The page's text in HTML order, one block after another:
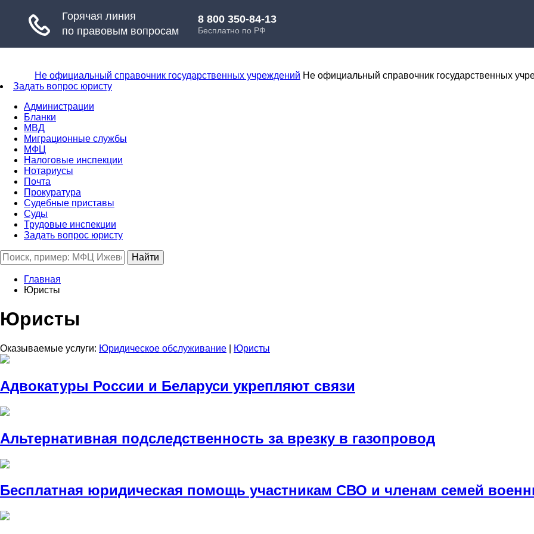
Не официальный справочник государственных учреждений Не официальный справочник государственных
Задать вопрос юристу
Администрации
Бланки
МВД
Миграционные службы
МФЦ
Налоговые инспекции
Нотариусы
Почта
Прокуратура
Судебные приставы
Суды
Трудовые инспекции
Задать вопрос юристу
Главная
Юристы
Юристы
Оказываемые услуги: Юридическое обслуживание Юристы
Адвокатуры России и Беларуси укрепляют связи
Альтернативная подследственность за врезку в газопровод
Бесплатная юридическая помощь участникам СВО и членам семей